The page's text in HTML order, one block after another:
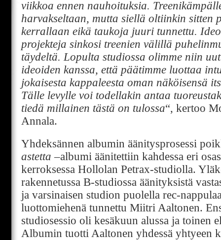
viikkoa ennen nauhoituksia.
harvakseltaan, mutta siellä oltiinkin sitten
kerrallaan eikä taukoja juuri tunnettu.
projekteja sinkosi treenien välillä
täydeltä. Lopulta studiossa olimme niin
ideoiden kanssa, että päätimme luottaa
jokaisesta kappaleesta oman näköisensä
Tälle levylle voi todellakin antaa
tiedä millainen tästä on tulossa“, kertoo
Annala.
Yhdeksännen albumin äänitysprosessi
astetta –albumi äänitettiin kahdessa eri
kerroksessa Hollolan Petrax-studiolla.
rakennetussa B-studiossa äänityksistä
ja varsinaisen studion puolella rec-
luottomiehenä tunnettu Miitri Aaltonen.
studiosessio oli kesäkuun alussa ja toinen
Albumin tuotti Aaltonen yhdessä yhtyeen